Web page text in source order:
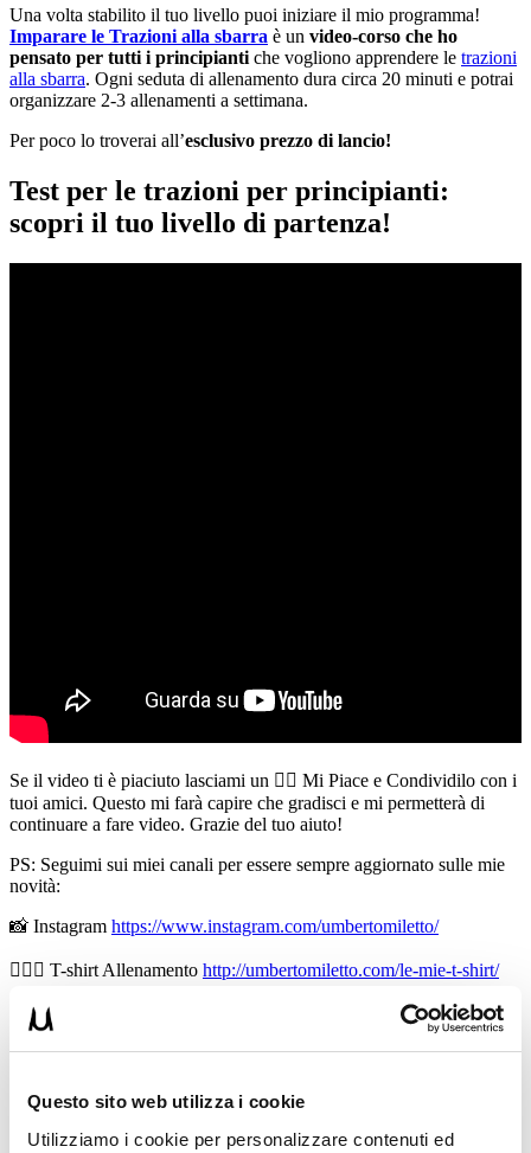
Questo sito web utilizza i cookie
Utilizziamo i cookie per personalizzare contenuti ed
Una volta stabilito il tuo livello puoi iniziare il mio programma!
Imparare le Trazioni alla sbarra è un video-corso che ho
pensato per tutti i principianti che vogliono apprendere le trazioni
alla sbarra. Ogni seduta di allenamento dura circa 20 minuti e potrai
organizzare 2-3 allenamenti a settimana.
Per poco lo troverai all’esclusivo prezzo di lancio!
Test per le trazioni per principianti:
scopri il tuo livello di partenza!
Se il video ti è piaciuto lasciami un 👍🏻 Mi Piace e Condividilo con i
tuoi amici. Questo mi farà capire che gradisci e mi permetterà di
continuare a fare video. Grazie del tuo aiuto!
PS: Seguimi sui miei canali per essere sempre aggiornato sulle mie
novità:
📸 Instagram https://www.instagram.com/umbertomiletto/
🏋🏻‍♂️ T-shirt Allenamento http://umbertomiletto.com/le-mie-t-shirt/
Avvertenze: le informazioni contenute in questi video non intendono
sostituirsi in nessun modo a parere medico o di altri specialisti.
L’autore declina ogni responsabilità di effetti o di conseguenze
L’allenamento con sovraccarichi, a corpo libero, con i kettlebell, con
il trx, e con altri attrezzi può causare infortuni si consiglia pertanto di
prestare la massima attenzione e di eseguire esercizi e metodologie